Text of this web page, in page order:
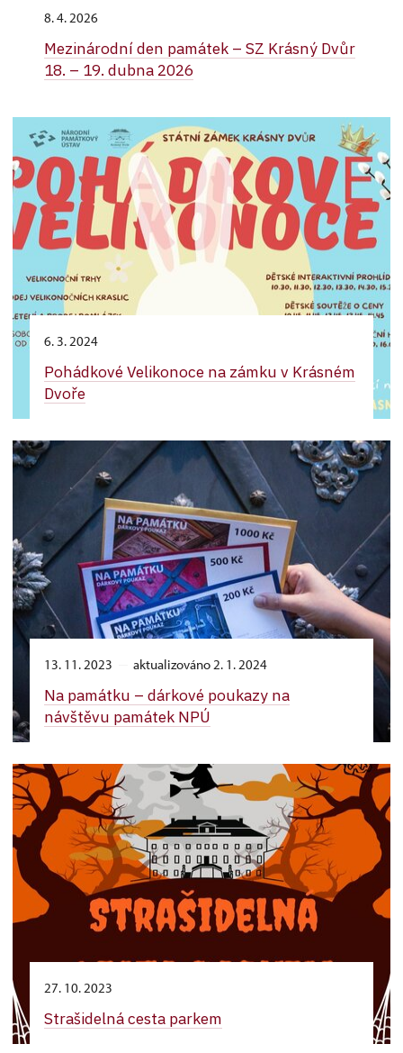
8. 4. 2026
Mezinárodní den památek – SZ Krásný Dvůr
18. – 19. dubna 2026
6. 3. 2024
Pohádkové Velikonoce na zámku v Krásném
Dvoře
13. 11. 2023 aktualizováno 2. 1. 2024
Na památku –⁠ dárkové poukazy na
návštěvu památek NPÚ
27. 10. 2023
Strašidelná cesta parkem